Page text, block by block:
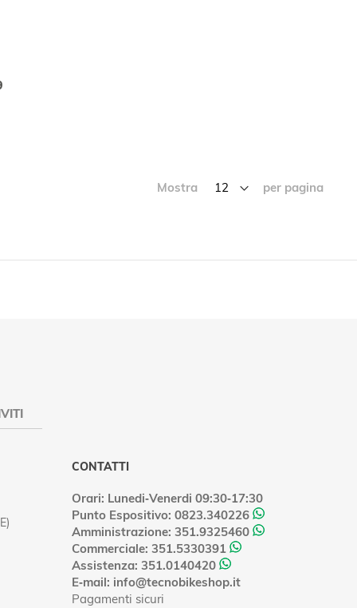
Mostra per pagina
CONTATTI
Orari: Lunedi‑Venerdi 09:30‑17:30
Punto Espositivo: 0823.340226
Amministrazione: 351.9325460
Commerciale: 351.5330391
Assistenza: 351.0140420
E‑mail: info@tecnobikeshop.it
Pagamenti sicuri